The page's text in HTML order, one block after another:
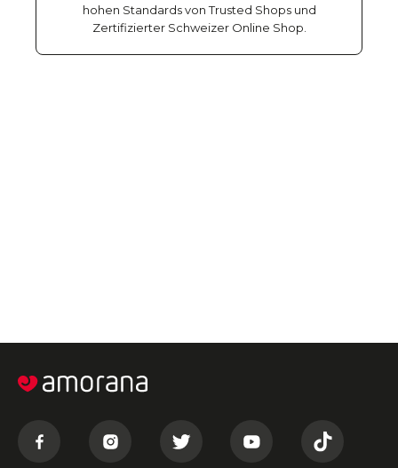
hohen Standards von Trusted Shops und
Zertifizierter Schweizer Online Shop.